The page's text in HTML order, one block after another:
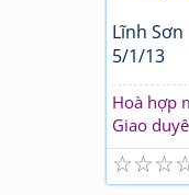
Lĩnh Sơn
5/1/13
Hoà hợp
Giao
☆
☆
☆